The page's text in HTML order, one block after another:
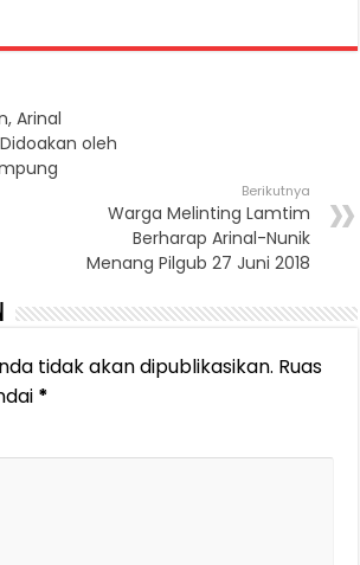
Arinal
oleh
Berikutnya
Warga Melinting Lamtim
Berharap Arinal-Nunik
Menang Pilgub 27 Juni 2018
tidak akan dipublikasikan. Ruas
*